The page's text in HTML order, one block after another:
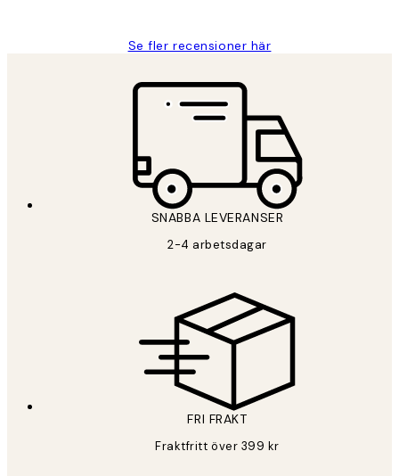
Se fler recensioner här
SNABBA LEVERANSER
2-4 arbetsdagar
FRI FRAKT
Fraktfritt över 399 kr